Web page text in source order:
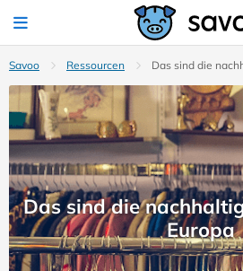
Savoo Ressourcen Das sind die
Das sind die
Europa